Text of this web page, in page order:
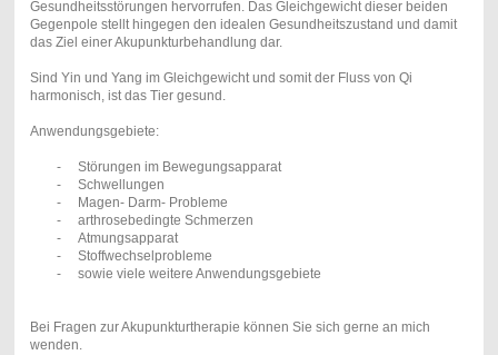
Gesundheitsstörungen hervorrufen. Das Gleichgewicht dieser beiden
Gegenpole stellt hingegen den idealen Gesundheitszustand und damit
das Ziel einer Akupunkturbehandlung dar.
Sind Yin und Yang im Gleichgewicht und somit der Fluss von Qi
harmonisch, ist das Tier gesund.
Anwendungsgebiete:
-
Störungen im Bewegungsapparat
-
Schwellungen
-
Magen- Darm- Probleme
-
arthrosebedingte Schmerzen
-
Atmungsapparat
-
Stoffwechselprobleme
-
sowie viele weitere Anwendungsgebiete
Bei Fragen zur Akupunkturtherapie können Sie sich gerne an mich
wenden.